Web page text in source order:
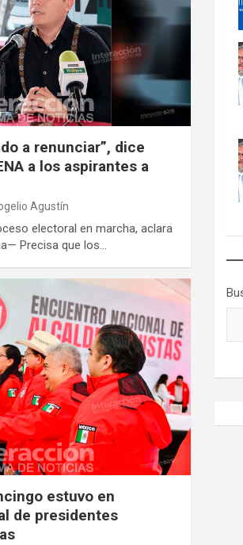
a renunciar”, dice
a los aspirantes a
Agustín
electoral en marcha, aclara
Precisa que los…
estuvo en
de presidentes